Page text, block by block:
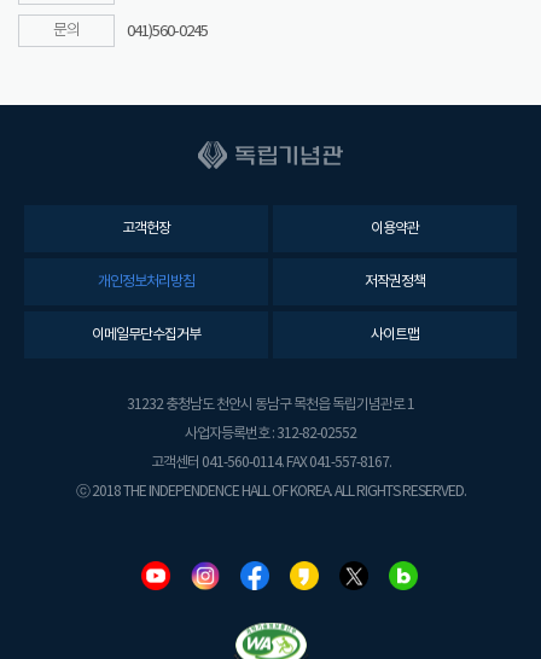
문의 041)560-0245
고객헌장 이용약관
개인정보처리방침 저작권정책
이메일무단수집거부 사이트맵
31232 충청남도 천안시 동남구 목천읍 독립기념관로 1
사업자등록번호 : 312-82-02552
고객센터 041-560-0114. FAX 041-557-8167.
ⓒ 2018 THE INDEPENDENCE HALL OF KOREA. ALL RIGHTS RESERVED.